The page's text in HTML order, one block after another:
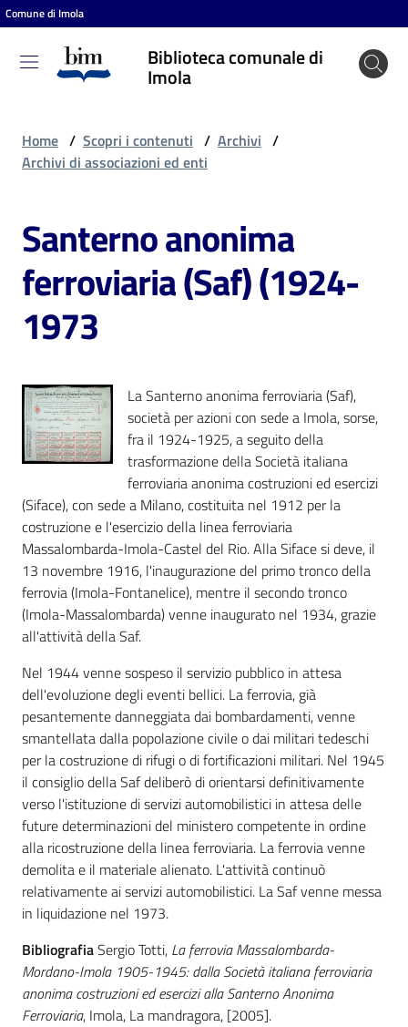
Vai al contenuto
Vai alla navigazione
Vai al footer
Comune di Imola
Biblioteca comunale di
Imola
Biblioteca
comunale
Cosa
puoi
fare
Scopri
i
contenuti
Risorse
online
Casa
Piani
Archivio
storico
Decentrate
Patto
per
la
lettura
Seguici
Home / Scopri i contenuti / Archivi /
Archivi di associazioni ed enti
Santerno anonima
ferroviaria (Saf) (1924-
1973
La Santerno anonima ferroviaria (Saf),
società per azioni con sede a Imola, sorse,
fra il 1924-1925, a seguito della
trasformazione della Società italiana
ferroviaria anonima costruzioni ed esercizi
(Siface), con sede a Milano, costituita nel 1912 per la
costruzione e l'esercizio della linea ferroviaria
Massalombarda-Imola-Castel del Rio. Alla Siface si deve, il
13 novembre 1916, l'inaugurazione del primo tronco della
ferrovia (Imola-Fontanelice), mentre il secondo tronco
(Imola-Massalombarda) venne inaugurato nel 1934, grazie
all'attività della Saf.
Nel 1944 venne sospeso il servizio pubblico in attesa
dell'evoluzione degli eventi bellici. La ferrovia, già
pesantemente danneggiata dai bombardamenti, venne
smantellata dalla popolazione civile o dai militari tedeschi
per la costruzione di rifugi o di fortificazioni militari. Nel 1945
il consiglio della Saf deliberò di orientarsi definitivamente
verso l'istituzione di servizi automobilistici in attesa delle
future determinazioni del ministero competente in ordine
alla ricostruzione della linea ferroviaria. La ferrovia venne
demolita e il materiale alienato. L'attività continuò
relativamente ai servizi automobilistici. La Saf venne messa
in liquidazione nel 1973.
BibliografiaSergio Totti, La ferrovia Massalombarda-
Mordano-Imola 1905-1945: dalla Società italiana ferroviaria
anonima costruzioni ed esercizi alla Santerno Anonima
Ferroviaria, Imola, La mandragora, [2005].